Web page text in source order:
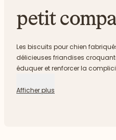
petit
Les biscuits pour chien
délicieuses friandises
éduquer et renforcer la
Afficher plus